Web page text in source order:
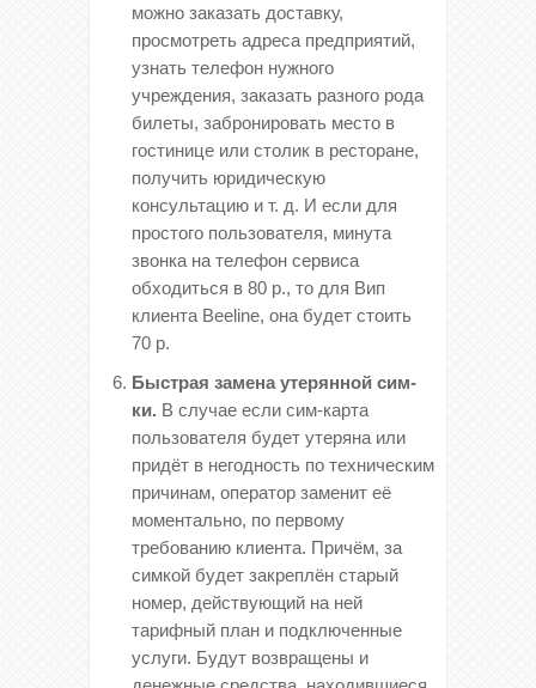
можно заказать доставку,
просмотреть адреса предприятий,
узнать телефон нужного
учреждения, заказать разного рода
билеты, забронировать место в
гостинице или столик в ресторане,
получить юридическую
консультацию и т. д. И если для
простого пользователя, минута
звонка на телефон сервиса
обходиться в 80 р., то для Вип
клиента Beeline, она будет стоить
70 р.
Быстрая замена утерянной сим-
ки. В случае если сим-карта
пользователя будет утеряна или
придёт в негодность по техническим
причинам, оператор заменит её
моментально, по первому
требованию клиента. Причём, за
симкой будет закреплён старый
номер, действующий на ней
тарифный план и подключенные
услуги. Будут возвращены и